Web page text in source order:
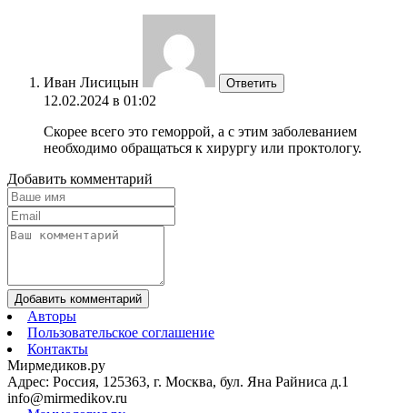
Иван Лисицын Ответить
12.02.2024 в 01:02
Скорее всего это геморрой, а с этим заболеванием
необходимо обращаться к хирургу или проктологу.
Добавить комментарий
Добавить комментарий
Авторы
Пользовательское соглашение
Контакты
Мирмедиков.ру
Адрес: Россия, 125363, г. Москва, бул. Яна Райниса д.1
info@mirmedikov.ru